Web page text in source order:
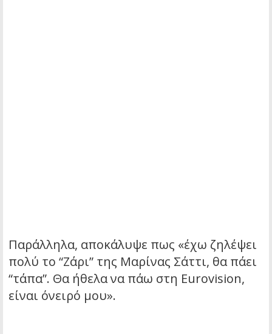
Παράλληλα, αποκάλυψε πως «έχω ζηλέψει
πολύ το “Ζάρι” της Μαρίνας Σάττι, θα πάει
“τάπα”. Θα ήθελα να πάω στη Eurovision,
είναι όνειρό μου».